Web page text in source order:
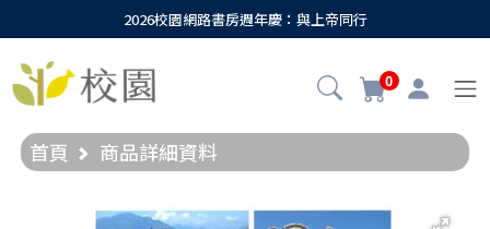
2026校園網路書房週年慶：與上帝同行
0
首頁 商品詳細資料